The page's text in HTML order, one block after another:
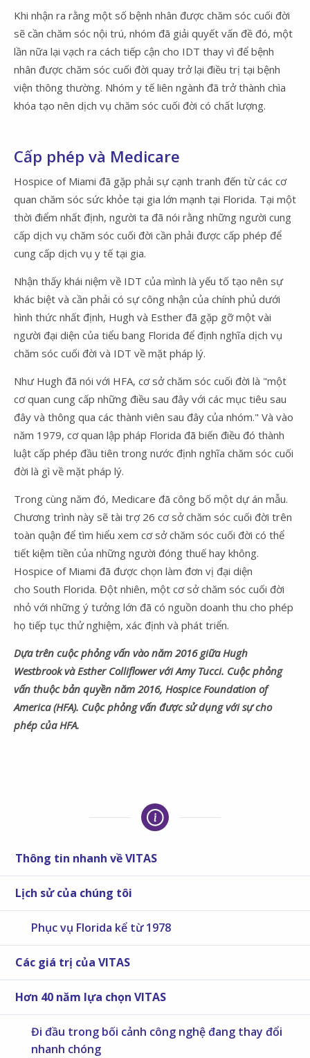
Khi nhận ra rằng một số bệnh nhân được chăm sóc cuối đời
sẽ cần chăm sóc nội trú, nhóm đã giải quyết vấn đề đó, một
lần nữa lại vạch ra cách tiếp cận cho IDT thay vì để bệnh
nhân được chăm sóc cuối đời quay trở lại điều trị tại bệnh
viện thông thường. Nhóm y tế liên ngành đã trở thành chìa
khóa tạo nên dịch vụ chăm sóc cuối đời có chất lượng.
Cấp phép và Medicare
Hospice of Miami đã gặp phải sự cạnh tranh đến từ các cơ
quan chăm sóc sức khỏe tại gia lớn mạnh tại Florida. Tại một
thời điểm nhất định, người ta đã nói rằng những người cung
cấp dịch vụ chăm sóc cuối đời cần phải được cấp phép để
cung cấp dịch vụ y tế tại gia.
Nhận thấy khái niệm về IDT của mình là yếu tố tạo nên sự
khác biệt và cần phải có sự công nhận của chính phủ dưới
hình thức nhất định, Hugh và Esther đã gặp gỡ một vài
người đại diện của tiểu bang Florida để định nghĩa dịch vụ
chăm sóc cuối đời và IDT về mặt pháp lý.
Như Hugh đã nói với HFA, cơ sở chăm sóc cuối đời là "một
cơ quan cung cấp những điều sau đây với các mục tiêu sau
đây và thông qua các thành viên sau đây của nhóm." Và vào
năm 1979, cơ quan lập pháp Florida đã biến điều đó thành
luật cấp phép đầu tiên trong nước định nghĩa chăm sóc cuối
đời là gì về mặt pháp lý.
Trong cùng năm đó, Medicare đã công bố một dự án mẫu.
Chương trình này sẽ tài trợ 26 cơ sở chăm sóc cuối đời trên
toàn quận để tìm hiểu xem cơ sở chăm sóc cuối đời có thể
tiết kiệm tiền của những người đóng thuế hay không.
Hospice of Miami đã được chọn làm đơn vị đại diện
cho South Florida. Đột nhiên, một cơ sở chăm sóc cuối đời
nhỏ với những ý tưởng lớn đã có nguồn doanh thu cho phép
họ tiếp tục thử nghiệm, xác định và phát triển.
Dựa trên cuộc phỏng vấn vào năm 2016 giữa Hugh
Westbrook và Esther Colliflower với Amy Tucci. Cuộc phỏng
vấn thuộc bản quyền năm 2016, Hospice Foundation of
America (HFA). Cuộc phỏng vấn được sử dụng với sự cho
phép của HFA.
Thông tin nhanh về VITAS
Lịch sử của chúng tôi
Phục vụ Florida kể từ 1978
Các giá trị của VITAS
Hơn 40 năm lựa chọn VITAS
Đi đầu trong bối cảnh công nghệ đang thay đổi
nhanh chóng